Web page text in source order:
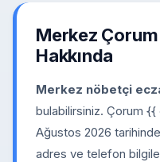
Merkez
Hakkında
Merkez nöbetçi
bulabilirsiniz. Çorum
Ağustos 2026
adres ve telefon